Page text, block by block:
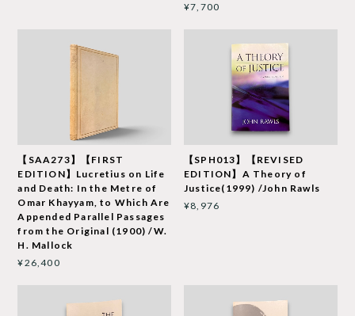
¥7,700
【SAA273】【FIRST
EDITION】Lucretius on Life
and Death: In the Metre of
Omar Khayyam, to Which Are
Appended Parallel Passages
from the Original (1900) /W.
H. Mallock
¥26,400
【SPH013】【REVISED
EDITION】A Theory of
Justice(1999) /John Rawls
¥8,976